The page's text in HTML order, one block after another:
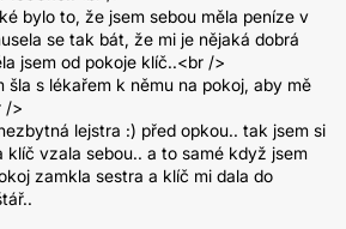
bylo to, že jsem sebou měla peníze v
se tak bát, že mi je nějaká dobrá
jsem od pokoje klíč..<br />
šla s lékařem k němu na pokoj, aby mě
/>
lejstra :) před opkou.. tak jsem si
klíč vzala sebou.. a to samé když jsem
zamkla sestra a klíč mi dala do